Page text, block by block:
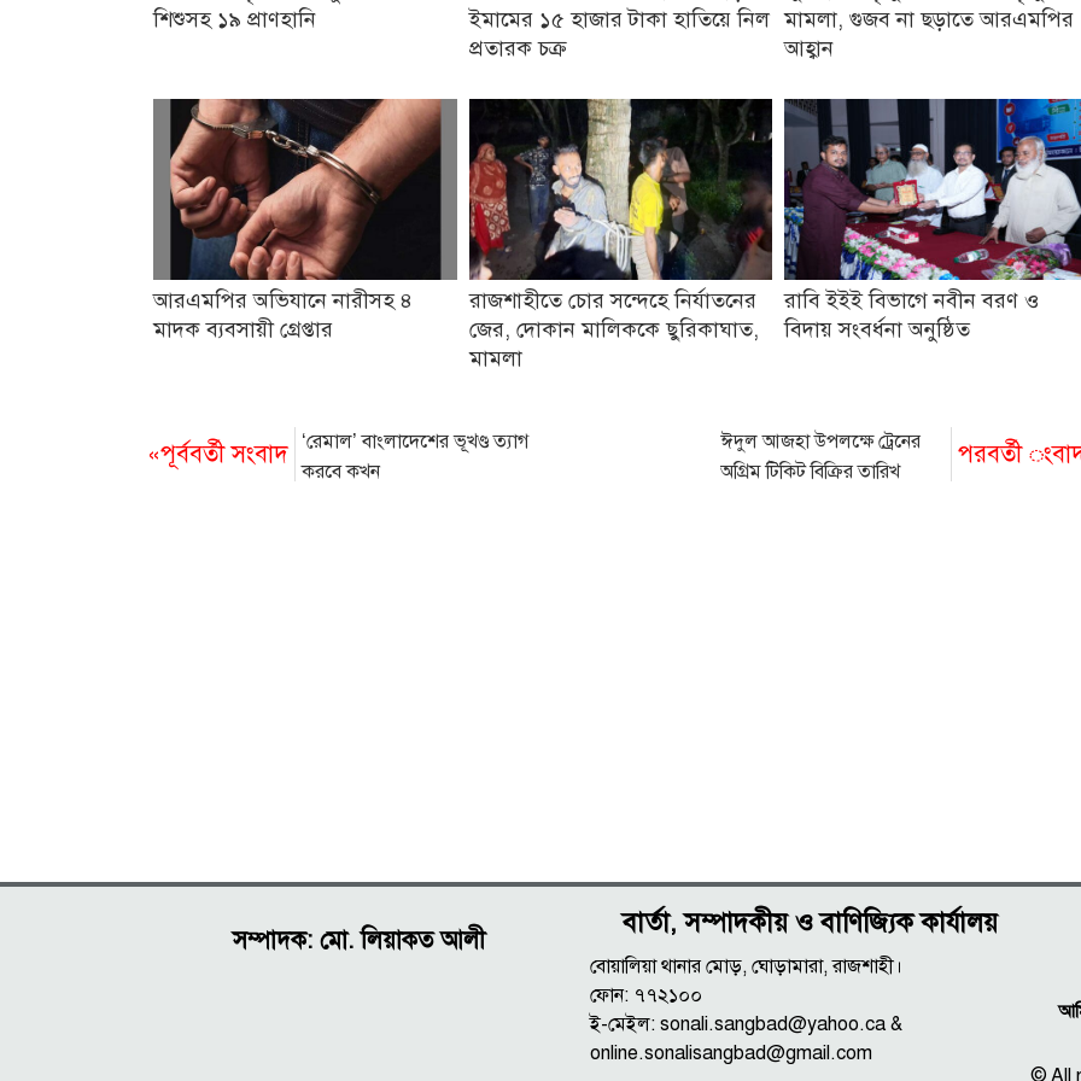
শিশুসহ ১৯ প্রাণহানি
ইমামের ১৫ হাজার টাকা হাতিয়ে নিল
প্রতারক চক্র
মামলা, গুজব না ছড়াতে আরএমপির
আহ্বান
আরএমপির অভিযানে নারীসহ ৪
মাদক ব্যবসায়ী গ্রেপ্তার
রাজশাহীতে চোর সন্দেহে নির্যাতনের
জের, দোকান মালিককে ছুরিকাঘাত,
মামলা
রাবি ইইই বিভাগে নবীন বরণ ও
বিদায় সংবর্ধনা অনুষ্ঠিত
«পূর্ববর্তী সংবাদ ‘রেমাল’ বাংলাদেশের ভূখণ্ড ত্যাগ
করবে কখন
পরবর্তী
ঈদুল আজহা উপলক্ষে ট্রেনের
অগ্রিম টিকিট বিক্রির তারিখ
সম্পাদক: মো. লিয়াকত আলী
বার্তা, সম্পাদকীয় ও বাণিজ্যিক কার্যালয়
বোয়ালিয়া থানার মোড়, ঘোড়ামারা, রাজশাহী।
ফোন: ৭৭২১০০
ই-মেইল: sonali.sangbad@yahoo.ca &
online.sonalisangbad@gmail.com
© All